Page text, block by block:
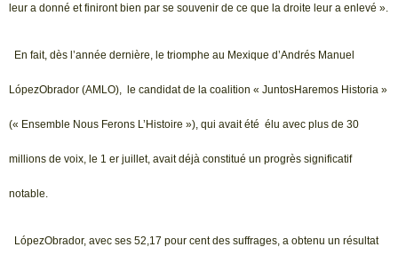
leur a donné et finiront bien par se souvenir de ce que la droite leur a enlevé ».
En fait, dès l’année dernière, le triomphe au Mexique d’Andrés Manuel
LópezObrador (AMLO), le candidat de la coalition « JuntosHaremos Historia »
(« Ensemble Nous Ferons L’Histoire »), qui avait été élu avec plus de 30
millions de voix, le 1 er juillet, avait déjà constitué un progrès significatif
notable.
LópezObrador, avec ses 52,17 pour cent des suffrages, a obtenu un résultat